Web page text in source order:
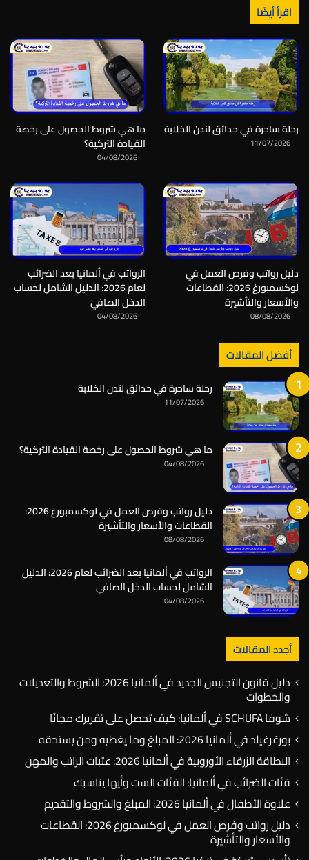
اقرأ أيضًا
رحلة ساحرة في حدائق لندن الخلابة
11/07/2026
ما هي شروط الحصول على رخصة
القيادة التركية؟
04/08/2026
دليل رواتب وفرص العمل في
لوكسمبورغ 2026: القطاعات
والأسعار والتأشيرة
08/08/2026
الرواتب في ألمانيا بعد الضرائب
لعام 2026: الدليل الشامل لحساب
الدخل الصافي
04/08/2026
أفضل المقالات
رحلة ساحرة في حدائق لندن الخلابة
11/07/2026
ما هي شروط الحصول على رخصة القيادة التركية؟
04/08/2026
دليل رواتب وفرص العمل في لوكسمبورغ 2026:
القطاعات والأسعار والتأشيرة
08/08/2026
الرواتب في ألمانيا بعد الضرائب لعام 2026: الدليل
الشامل لحساب الدخل الصافي
04/08/2026
أجدد المقالات
دليل قانون التجنيس الجديد في ألمانيا 2026: الشروط والتعديلات
والخطوات
شوفا SCHUFA في ألمانيا: كيف تحصل على تقريرك مجانًا
بورغرغيلد في ألمانيا 2026: المبلغ وما يغطيه ومن يستحقه
البطاقة الزرقاء الأوروبية في ألمانيا 2026: عتبات الراتب والمهن
فئات الضرائب في ألمانيا: الفئات الست وأيها يناسبك
علاوة الأطفال في ألمانيا 2026: المبلغ والشروط والتقديم
دليل رواتب وفرص العمل في لوكسمبورغ 2026: القطاعات
والأسعار والتأشيرة